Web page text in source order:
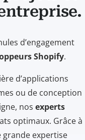
d’engagement
Shopify.
d’applications
ou de conception
nos experts
optimaux. Grâce à
grande expertise